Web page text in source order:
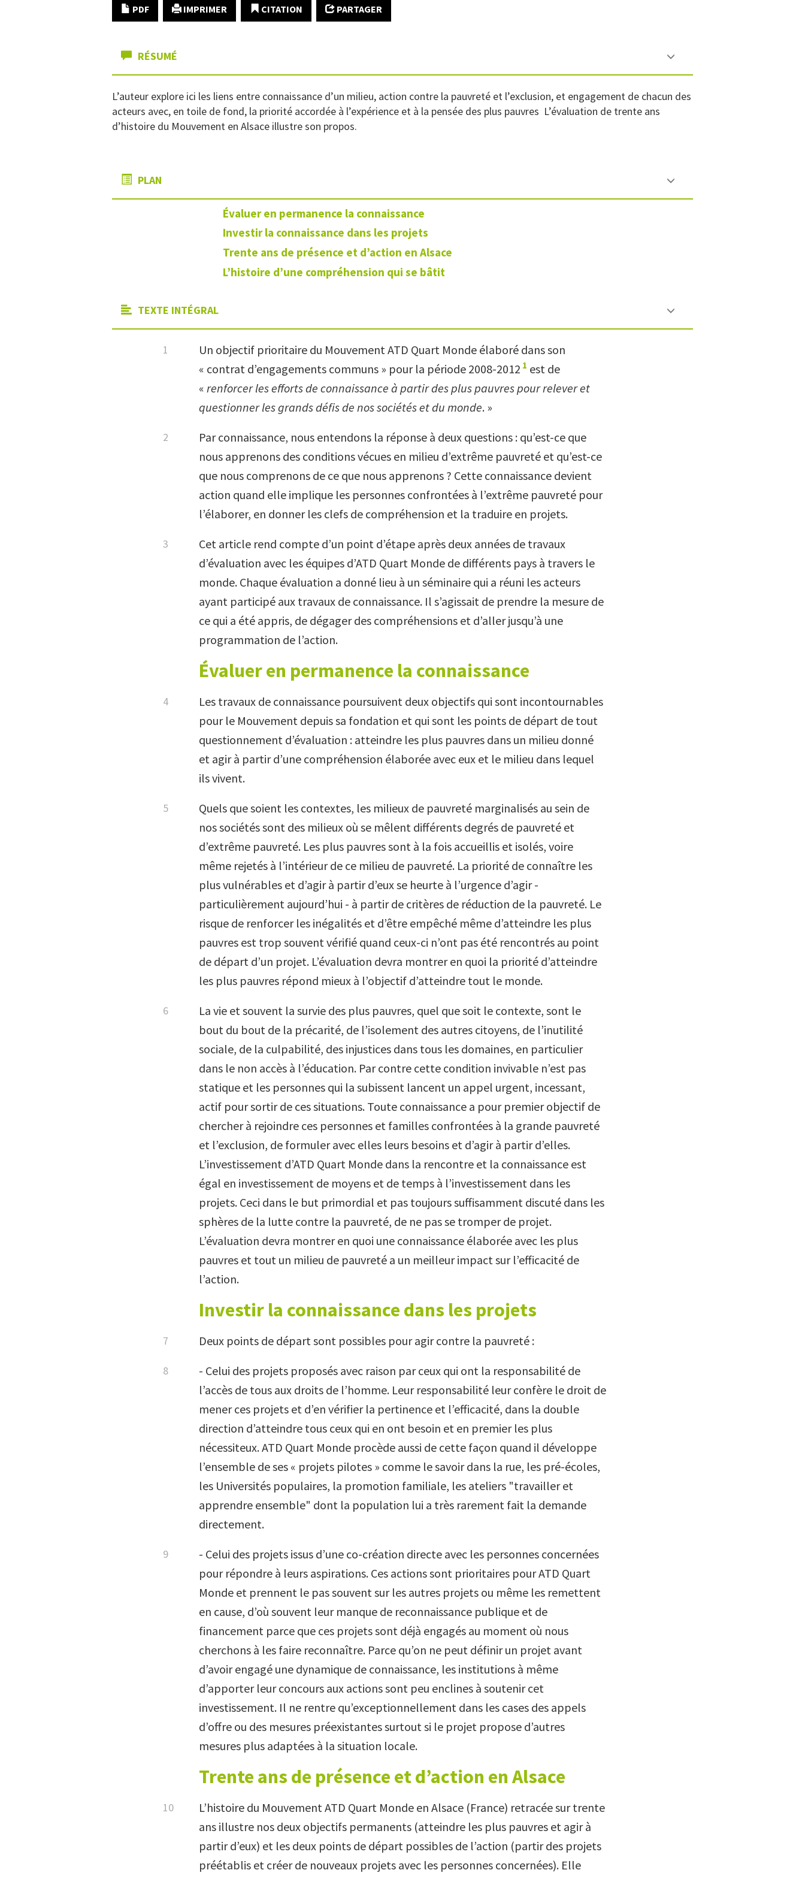
PDF IMPRIMER CITATION PARTAGER
RÉSUMÉ
L’auteur explore ici les liens entre connaissance d’un milieu, action contre la pauvreté et l’exclusion, et engagement de chacun des
acteurs avec, en toile de fond, la priorité accordée à l’expérience et à la pensée des plus pauvres L’évaluation de trente ans
d’histoire du Mouvement en Alsace illustre son propos.
PLAN
Évaluer en permanence la connaissance
Investir la connaissance dans les projets
Trente ans de présence et d’action en Alsace
L’histoire d’une compréhension qui se bâtit
TEXTE INTÉGRAL
Un objectif prioritaire du Mouvement ATD Quart Monde élaboré dans son
« contrat d’engagements communs » pour la période 2008-2012 1 est de
« renforcer les efforts de connaissance à partir des plus pauvres pour relever et
questionner les grands défis de nos sociétés et du monde. »
Par connaissance, nous entendons la réponse à deux questions : qu’est-ce que
nous apprenons des conditions vécues en milieu d’extrême pauvreté et qu’est-ce
que nous comprenons de ce que nous apprenons ? Cette connaissance devient
action quand elle implique les personnes confrontées à l’extrême pauvreté pour
l’élaborer, en donner les clefs de compréhension et la traduire en projets.
Cet article rend compte d’un point d’étape après deux années de travaux
d’évaluation avec les équipes d’ATD Quart Monde de différents pays à travers le
monde. Chaque évaluation a donné lieu à un séminaire qui a réuni les acteurs
ayant participé aux travaux de connaissance. Il s’agissait de prendre la mesure de
ce qui a été appris, de dégager des compréhensions et d’aller jusqu’à une
programmation de l’action.
Évaluer en permanence la connaissance
Les travaux de connaissance poursuivent deux objectifs qui sont incontournables
pour le Mouvement depuis sa fondation et qui sont les points de départ de tout
questionnement d’évaluation : atteindre les plus pauvres dans un milieu donné
et agir à partir d’une compréhension élaborée avec eux et le milieu dans lequel
ils vivent.
Quels que soient les contextes, les milieux de pauvreté marginalisés au sein de
nos sociétés sont des milieux où se mêlent différents degrés de pauvreté et
d’extrême pauvreté. Les plus pauvres sont à la fois accueillis et isolés, voire
même rejetés à l’intérieur de ce milieu de pauvreté. La priorité de connaître les
plus vulnérables et d’agir à partir d’eux se heurte à l’urgence d’agir -
particulièrement aujourd’hui - à partir de critères de réduction de la pauvreté. Le
risque de renforcer les inégalités et d’être empêché même d’atteindre les plus
pauvres est trop souvent vérifié quand ceux-ci n’ont pas été rencontrés au point
de départ d’un projet. L’évaluation devra montrer en quoi la priorité d’atteindre
les plus pauvres répond mieux à l’objectif d’atteindre tout le monde.
La vie et souvent la survie des plus pauvres, quel que soit le contexte, sont le
bout du bout de la précarité, de l’isolement des autres citoyens, de l’inutilité
sociale, de la culpabilité, des injustices dans tous les domaines, en particulier
dans le non accès à l’éducation. Par contre cette condition invivable n’est pas
statique et les personnes qui la subissent lancent un appel urgent, incessant,
actif pour sortir de ces situations. Toute connaissance a pour premier objectif de
chercher à rejoindre ces personnes et familles confrontées à la grande pauvreté
et l’exclusion, de formuler avec elles leurs besoins et d’agir à partir d’elles.
L’investissement d’ATD Quart Monde dans la rencontre et la connaissance est
égal en investissement de moyens et de temps à l’investissement dans les
projets. Ceci dans le but primordial et pas toujours suffisamment discuté dans les
sphères de la lutte contre la pauvreté, de ne pas se tromper de projet.
L’évaluation devra montrer en quoi une connaissance élaborée avec les plus
pauvres et tout un milieu de pauvreté a un meilleur impact sur l’efficacité de
l’action.
Investir la connaissance dans les projets
Deux points de départ sont possibles pour agir contre la pauvreté :
- Celui des projets proposés avec raison par ceux qui ont la responsabilité de
l’accès de tous aux droits de l’homme. Leur responsabilité leur confère le droit de
mener ces projets et d’en vérifier la pertinence et l’efficacité, dans la double
direction d’atteindre tous ceux qui en ont besoin et en premier les plus
nécessiteux. ATD Quart Monde procède aussi de cette façon quand il développe
l’ensemble de ses « projets pilotes » comme le savoir dans la rue, les pré-écoles,
les Universités populaires, la promotion familiale, les ateliers "travailler et
apprendre ensemble" dont la population lui a très rarement fait la demande
directement.
- Celui des projets issus d’une co-création directe avec les personnes concernées
pour répondre à leurs aspirations. Ces actions sont prioritaires pour ATD Quart
Monde et prennent le pas souvent sur les autres projets ou même les remettent
en cause, d’où souvent leur manque de reconnaissance publique et de
financement parce que ces projets sont déjà engagés au moment où nous
cherchons à les faire reconnaître. Parce qu’on ne peut définir un projet avant
d’avoir engagé une dynamique de connaissance, les institutions à même
d’apporter leur concours aux actions sont peu enclines à soutenir cet
investissement. Il ne rentre qu’exceptionnellement dans les cases des appels
d’offre ou des mesures préexistantes surtout si le projet propose d’autres
mesures plus adaptées à la situation locale.
Trente ans de présence et d’action en Alsace
L’histoire du Mouvement ATD Quart Monde en Alsace (France) retracée sur trente
ans illustre nos deux objectifs permanents (atteindre les plus pauvres et agir à
partir d’eux) et les deux points de départ possibles de l’action (partir des projets
préétablis et créer de nouveaux projets avec les personnes concernées). Elle